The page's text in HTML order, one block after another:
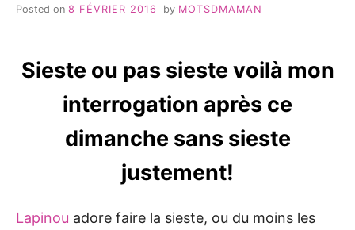
Posted on 8 FÉVRIER 2016 by MOTSDMAMAN
Sieste ou pas sieste voilà mon
interrogation après ce
dimanche sans sieste
justement!
Lapinou adore faire la sieste, ou du moins les